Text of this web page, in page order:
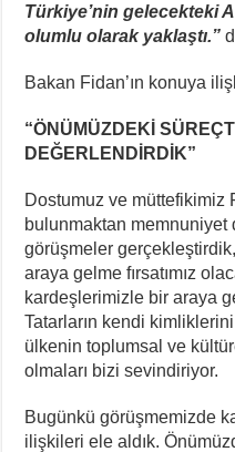
Türkiye’nin gelecekteki
olumlu olarak yaklaştı.”
Bakan Fidan’ın konuya
“ÖNÜMÜZDEKİ
DEĞERLENDİRDİK”
Dostumuz ve müttefikimiz
bulunmaktan memnuniyet
görüşmeler
araya gelme fırsatımız
kardeşlerimizle bir araya
Tatarların kendi
ülkenin toplumsal ve
olmaları bizi sevindiriyor.
Bugünkü görüşmemizde
ilişkileri ele aldık.